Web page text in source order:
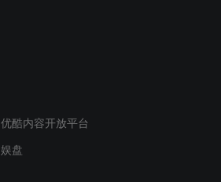
死亡的真相#光合跨年季#好
优酷内容开放平台
娱盘